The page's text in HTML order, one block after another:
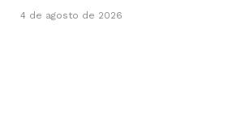
4 de agosto de 2026